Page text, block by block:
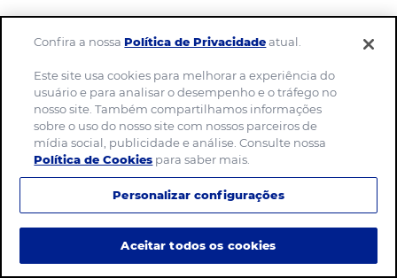
Confira a nossaPolítica de Privacidadeatual.
Este site usa cookies para melhorar a experiência do
usuário e para analisar o desempenho e o tráfego no
nosso site. Também compartilhamos informações
sobre o uso do nosso site com nossos parceiros de
mídia social, publicidade e análise. Consulte nossa
Política de Cookies para saber mais.
Personalizar configurações
Aceitar todos os cookies